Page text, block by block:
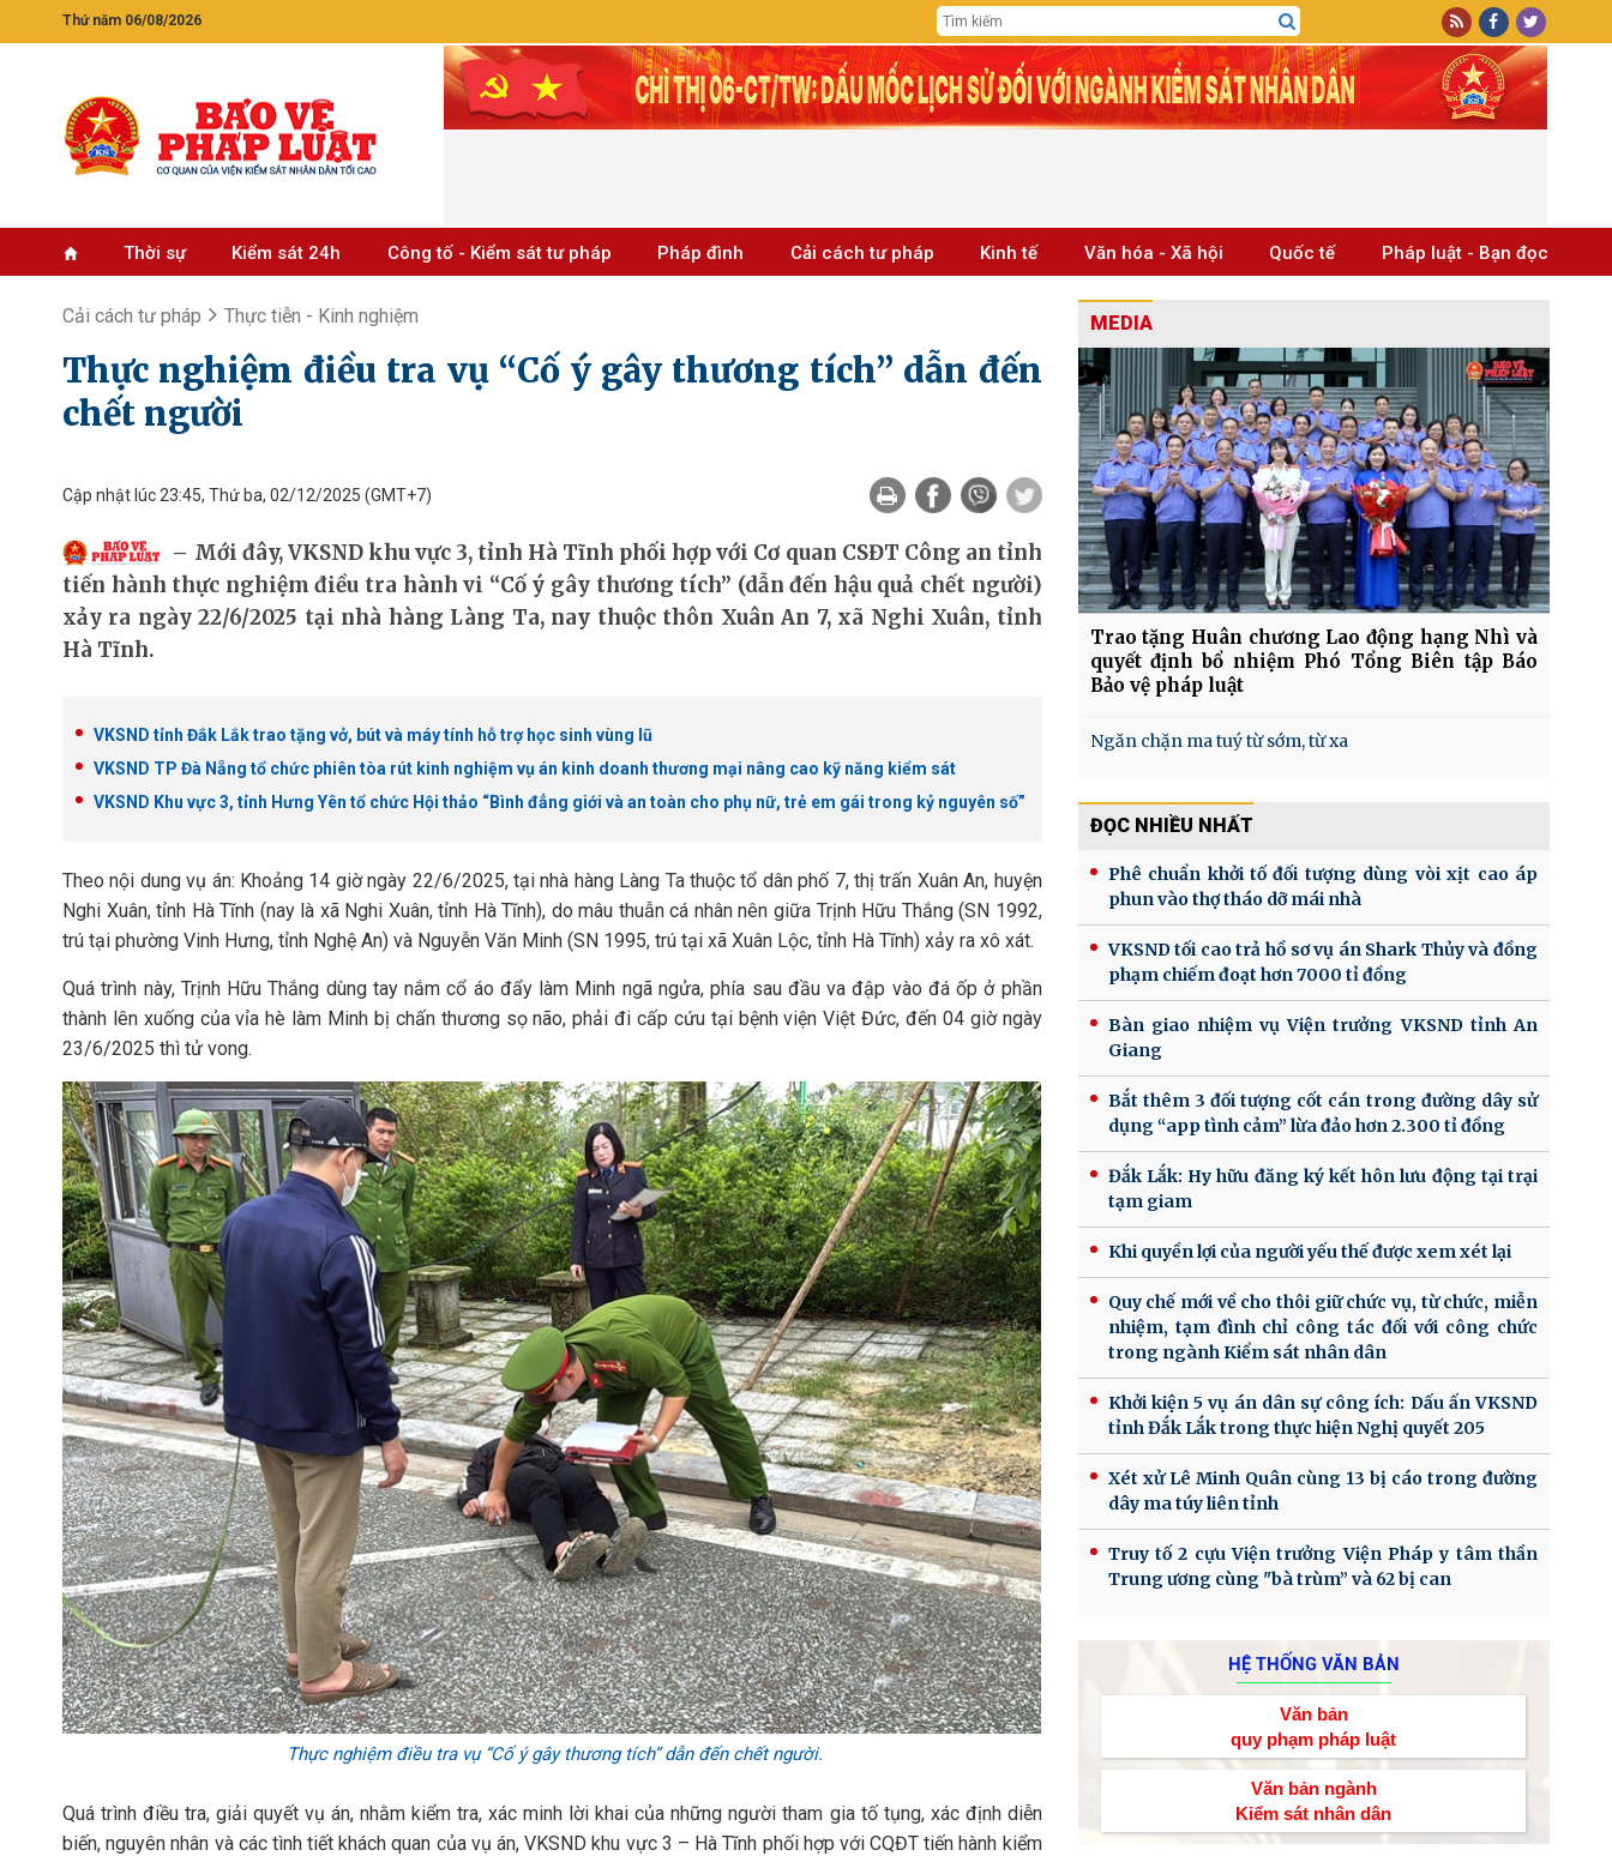
Thứ năm 06/08/2026
Thời sự Kiểm sát 24h Công tố - Kiểm sát tư pháp Pháp đình Cải cách tư pháp Kinh tế Văn hóa - Xã hội Quốc tế Pháp luật - Bạn đọc
Cải cách tư pháp Thực tiễn - Kinh nghiệm
Thực nghiệm điều tra vụ “Cố ý gây thương tích” dẫn đến
chết người
Cập nhật lúc 23:45, Thứ ba, 02/12/2025 (GMT+7)
Mới đây, VKSND khu vực 3, tỉnh Hà Tĩnh phối hợp với Cơ quan CSĐT Công an tỉnh
tiến hành thực nghiệm điều tra hành vi “Cố ý gây thương tích” (dẫn đến hậu quả chết người)
xảy ra ngày 22/6/2025 tại nhà hàng Làng Ta, nay thuộc thôn Xuân An 7, xã Nghi Xuân, tỉnh
Hà Tĩnh.
VKSND tỉnh Đắk Lắk trao tặng vở, bút và máy tính hỗ trợ học sinh vùng lũ
VKSND TP Đà Nẵng tổ chức phiên tòa rút kinh nghiệm vụ án kinh doanh thương mại nâng cao kỹ năng kiểm sát
VKSND Khu vực 3, tỉnh Hưng Yên tổ chức Hội thảo “Bình đẳng giới và an toàn cho phụ nữ, trẻ em gái trong kỷ nguyên số”
Theo nội dung vụ án: Khoảng 14 giờ ngày 22/6/2025, tại nhà hàng Làng Ta thuộc tổ dân phố 7, thị trấn Xuân An, huyện
Nghi Xuân, tỉnh Hà Tĩnh (nay là xã Nghi Xuân, tỉnh Hà Tĩnh), do mâu thuẫn cá nhân nên giữa Trịnh Hữu Thắng (SN 1992,
trú tại phường Vinh Hưng, tỉnh Nghệ An) và Nguyễn Văn Minh (SN 1995, trú tại xã Xuân Lộc, tỉnh Hà Tĩnh) xảy ra xô xát.
Quá trình này, Trịnh Hữu Thắng dùng tay nắm cổ áo đẩy làm Minh ngã ngửa, phía sau đầu va đập vào đá ốp ở phần
thành lên xuống của vỉa hè làm Minh bị chấn thương sọ não, phải đi cấp cứu tại bệnh viện Việt Đức, đến 04 giờ ngày
23/6/2025 thì tử vong.
Thực nghiệm điều tra vụ “Cố ý gây thương tích” dẫn đến chết người.
Quá trình điều tra, giải quyết vụ án, nhằm kiểm tra, xác minh lời khai của những người tham gia tố tụng, xác định diễn
biến, nguyên nhân và các tình tiết khách quan của vụ án, VKSND khu vực 3 – Hà Tĩnh phối hợp với CQĐT tiến hành kiểm
MEDIA
Trao tặng Huân chương Lao động hạng Nhì và
quyết định bổ nhiệm Phó Tổng Biên tập Báo
Bảo vệ pháp luật
Ngăn chặn ma tuý từ sớm, từ xa
ĐỌC NHIỀU NHẤT
Phê chuẩn khởi tố đối tượng dùng vòi xịt cao áp
phun vào thợ tháo dỡ mái nhà
VKSND tối cao trả hồ sơ vụ án Shark Thủy và đồng
phạm chiếm đoạt hơn 7000 tỉ đồng
Bàn giao nhiệm vụ Viện trưởng VKSND tỉnh An
Giang
Bắt thêm 3 đối tượng cốt cán trong đường dây sử
dụng “app tình cảm” lừa đảo hơn 2.300 tỉ đồng
Đắk Lắk: Hy hữu đăng ký kết hôn lưu động tại trại
tạm giam
Khi quyền lợi của người yếu thế được xem xét lại
Quy chế mới về cho thôi giữ chức vụ, từ chức, miễn
nhiệm, tạm đình chỉ công tác đối với công chức
trong ngành Kiểm sát nhân dân
Khởi kiện 5 vụ án dân sự công ích: Dấu ấn VKSND
tỉnh Đắk Lắk trong thực hiện Nghị quyết 205
Xét xử Lê Minh Quân cùng 13 bị cáo trong đường
dây ma túy liên tỉnh
Truy tố 2 cựu Viện trưởng Viện Pháp y tâm thần
Trung ương cùng "bà trùm” và 62 bị can
HỆ THỐNG VĂN BẢN
Văn bản
quy phạm pháp luật
Văn bản ngành
Kiểm sát nhân dân